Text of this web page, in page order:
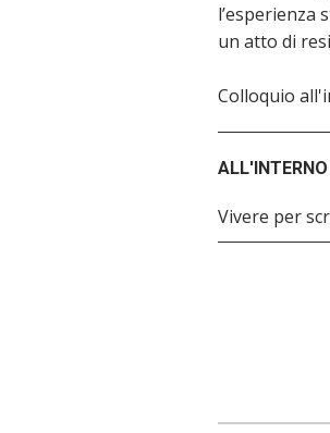
l’esperienza
un atto di
Colloquio
Vivere per